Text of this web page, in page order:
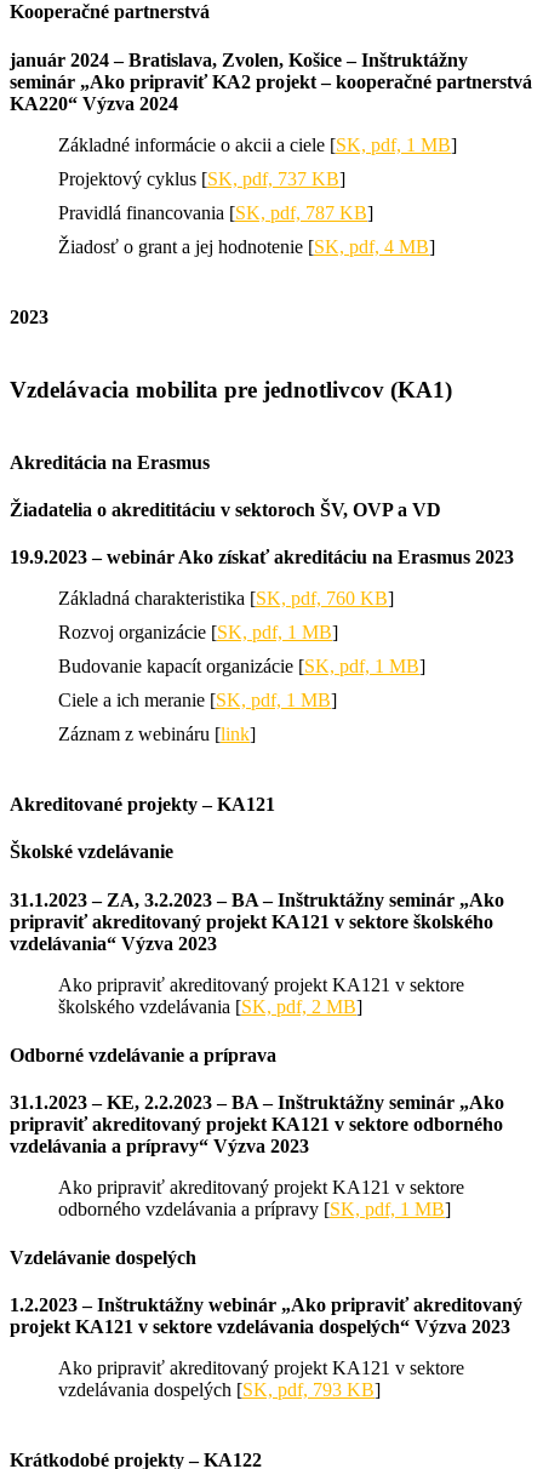
Kooperačné partnerstvá
január 2024 – Bratislava, Zvolen, Košice – Inštruktážny
seminár „Ako pripraviť KA2 projekt – kooperačné partnerstvá
KA220“ Výzva 2024
Základné informácie o akcii a ciele [SK, pdf, 1 MB]
Projektový cyklus [SK, pdf, 737 KB]
Pravidlá financovania [SK, pdf, 787 KB]
Žiadosť o grant a jej hodnotenie [SK, pdf, 4 MB]
2023
Vzdelávacia mobilita pre jednotlivcov (KA1)
Akreditácia na Erasmus
Žiadatelia o akredititáciu v sektoroch ŠV, OVP a VD
19.9.2023 – webinár Ako získať akreditáciu na Erasmus 2023
Základná charakteristika [SK, pdf, 760 KB]
Rozvoj organizácie [SK, pdf, 1 MB]
Budovanie kapacít organizácie [SK, pdf, 1 MB]
Ciele a ich meranie [SK, pdf, 1 MB]
Záznam z webináru [link]
Akreditované projekty – KA121
Školské vzdelávanie
31.1.2023 – ZA, 3.2.2023 – BA – Inštruktážny seminár „Ako
pripraviť akreditovaný projekt KA121 v sektore školského
vzdelávania“ Výzva 2023
Ako pripraviť akreditovaný projekt KA121 v sektore
školského vzdelávania [SK, pdf, 2 MB]
Odborné vzdelávanie a príprava
31.1.2023 – KE, 2.2.2023 – BA – Inštruktážny seminár „Ako
pripraviť akreditovaný projekt KA121 v sektore odborného
vzdelávania a prípravy“ Výzva 2023
Ako pripraviť akreditovaný projekt KA121 v sektore
odborného vzdelávania a prípravy [SK, pdf, 1 MB]
Vzdelávanie dospelých
1.2.2023 – Inštruktážny webinár „Ako pripraviť akreditovaný
projekt KA121 v sektore vzdelávania dospelých“ Výzva 2023
Ako pripraviť akreditovaný projekt KA121 v sektore
vzdelávania dospelých [SK, pdf, 793 KB]
Krátkodobé projekty – KA122